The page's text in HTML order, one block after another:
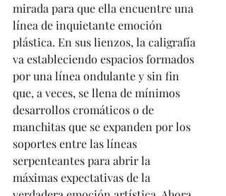
mirada para que ella encuentre una
línea de inquietante emoción
plástica. En sus lienzos, la caligrafía
va estableciendo espacios formados
por una línea ondulante y sin fin
que, a veces, se llena de mínimos
desarrollos cromáticos o de
manchitas que se expanden por los
soportes entre las líneas
serpenteantes para abrir la
máximas expectativas de la